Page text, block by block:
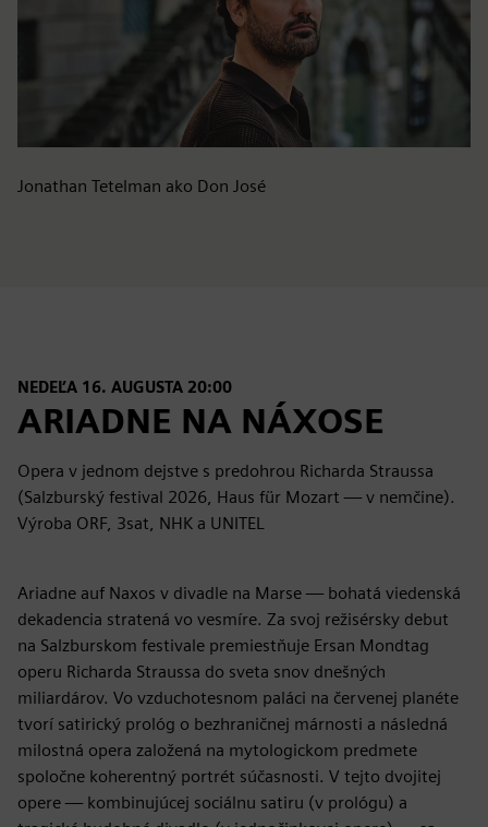
Jonathan Tetelman ako Don José
NEDEĽA 16. AUGUSTA 20:00
ARIADNE NA NÁXOSE
Opera v jednom dejstve s predohrou Richarda Straussa
(Salzburský festival 2026, Haus für Mozart — v nemčine).
Výroba ORF, 3sat, NHK a UNITEL
Ariadne auf Naxos v divadle na Marse — bohatá viedenská
dekadencia stratená vo vesmíre. Za svoj režisérsky debut
na Salzburskom festivale premiestňuje Ersan Mondtag
operu Richarda Straussa do sveta snov dnešných
miliardárov. Vo vzduchotesnom paláci na červenej planéte
tvorí satirický prológ o bezhraničnej márnosti a následná
milostná opera založená na mytologickom predmete
spoločne koherentný portrét súčasnosti. V tejto dvojitej
opere — kombinujúcej sociálnu satiru (v prológu) a